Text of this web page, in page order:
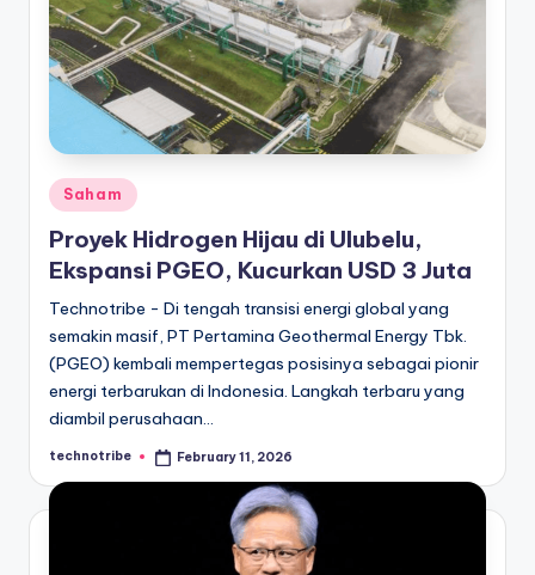
Posted
in
Saham
Proyek Hidrogen Hijau di Ulubelu,
Ekspansi PGEO, Kucurkan USD 3 Juta
Technotribe - Di tengah transisi energi global yang
semakin masif, PT Pertamina Geothermal Energy Tbk.
(PGEO) kembali mempertegas posisinya sebagai pionir
energi terbarukan di Indonesia. Langkah terbaru yang
diambil perusahaan…
Posted
technotribe February 11, 2026